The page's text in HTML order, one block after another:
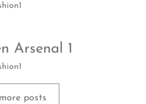
Arsenal 1
posts